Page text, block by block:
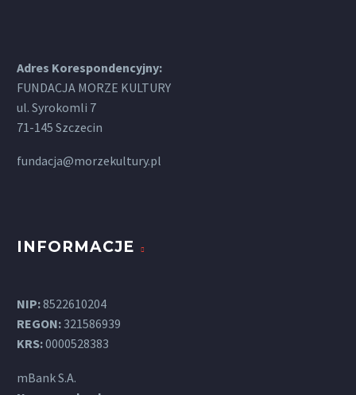
Adres Korespondencyjny:
FUNDACJA MORZE KULTURY
ul. Syrokomli 7
71-145 Szczecin
fundacja@morzekultury.pl
INFORMACJE
NIP:8522610204
REGON: 321586939
KRS:0000528383
mBank S.A.